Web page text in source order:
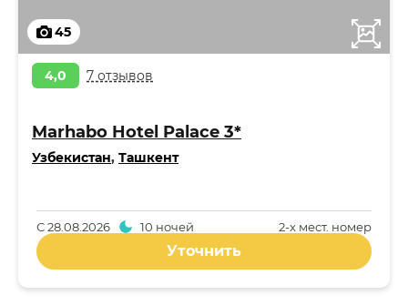
45
4,0 7 отзывов
Marhabo Hotel Palace 3*
Узбекистан, Ташкент
2-x мест. номер
С28.08.2026 10 ночей
Уточнить